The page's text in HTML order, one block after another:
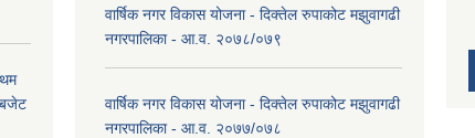
वार्षिक नगर विकास योजना - दिक्तेल रुपाकोट मझुवागढी
नगरपालिका - आ.व. २०७८/०७९
वार्षिक नगर विकास योजना - दिक्तेल रुपाकोट मझुवागढी
नगरपालिका - आ.व. २०७७/०७८